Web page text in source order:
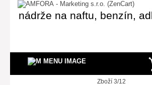
nádrže na naftu, benzín,
Zboží 3/12